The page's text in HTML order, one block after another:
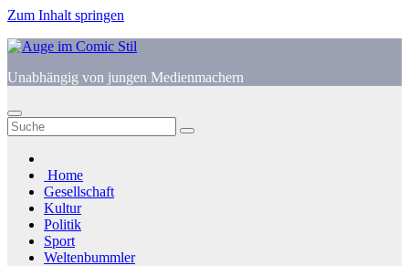
Zum Inhalt springen
Unabhängig von jungen Medienmachern
Home
Gesellschaft
Kultur
Politik
Sport
Weltenbummler